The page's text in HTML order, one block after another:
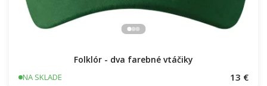
Folklór - dva farebné vtáčiky
NA SKLADE 13 €